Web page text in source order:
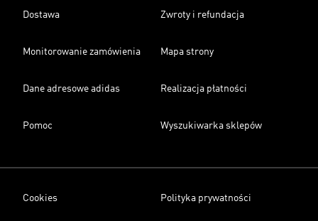
Dostawa Zwroty i refundacja
Monitorowanie zamówienia Mapa strony
Dane adresowe adidas Realizacja płatności
Pomoc Wyszukiwarka sklepów
Cookies Polityka prywatności